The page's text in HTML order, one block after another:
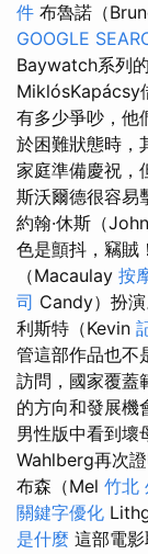
件 布魯諾（
GOOGLE
Baywatch系列
MiklósKapácsy
有多少爭吵，他
於困難狀態時，
家庭準備慶祝，
斯沃爾德很容易
約翰·休斯（John
色是顫抖，竊賊
（Macaulay 按
司 Candy）扮演
利斯特（Kevin
管這部作品也不
訪問，國家覆蓋
的方向和發展機
男性版中看到壞
Wahlberg再次
布森（Mel 竹北
關鍵字優化
是什麼 這部電